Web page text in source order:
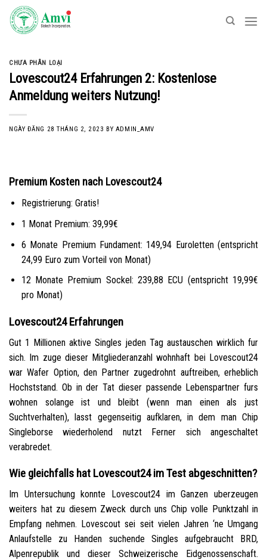
Skip
content
CHƯA PHÂN LOẠI
Lovescout24 Erfahrungen 2: Kostenlose
Anmeldung weiters Nutzung!
NGÀY ĐĂNG 28 THÁNG 2, 2023 BY ADMIN_AMV
Premium Kosten nach Lovescout24
Registrierung: Gratis!
1 Monat Premium: 39,99€
6 Monate Premium Fundament: 149,94 Euroletten (entspricht
24,99 Euro zum Vorteil von Monat)
12 Monate Premium Sockel: 239,88 ECU (entspricht 19,99€
pro Monat)
Lovescout24 Erfahrungen
Gut 1 Millionen aktive Singles jeden Tag austauschen wirklich fur
sich. Im zuge dieser Mitgliederanzahl wohnhaft bei Lovescout24
war Wafer Option, den Partner zugedrohnt auftreiben, erheblich
Hochststand. Ob in der Tat dieser passende Lebenspartner furs
wohnen solange ist und bleibt (wenn man einen als just
Suchtverhalten), lasst gegenseitig aufklaren, in dem man Chip
Singleborse wiederholend nutzt Ferner sich angeschaltet
verabredet.
Wie gleichfalls hat Lovescout24 im Test abgeschnitten?
Im Untersuchung konnte Lovescout24 im Ganzen uberzeugen
weiters hat zu diesem Zweck durch uns Chip volle Punktzahl in
Empfang nehmen. Lovescout sei seit vielen Jahren ‘ne Umgang
Anlaufstelle zu Handen suchende Singles aufgebraucht BRD,
Alpenrepublik und dieser Schweizerische Eidgenossenschaft.